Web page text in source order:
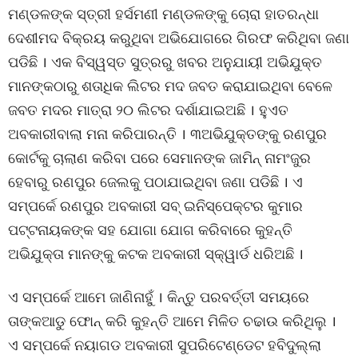
ମଣ୍ଡଳଙ୍କ ସ୍ତ୍ରୀ ହର୍ସମଣୀ ମଣ୍ଡଳଙ୍କୁ ଚୋରା ହାତରନ୍ଧା
ଦେଶୀମଦ ବିକ୍ରୟ କରୁଥିବା ଅଭିଯୋଗରେ ଗିରଫ କରିଥିବା ଜଣା
ପଡିଛି । ଏକ ବିସ୍ୱସ୍ତ ସୁତ୍ରରୁ ଖବର ଅନୁଯାୟୀ ଅଭିଯୁକ୍ତ
ମାନଙ୍କଠାରୁ ଶତାଧିକ ଲିଟର ମଦ ଜବତ କରାଯାଇଥିବା ବେଳେ
ଜବତ ମଦର ମାତ୍ରା ୨୦ ଲିଟର ଦର୍ଶାଯାଇଅଛି । ହୁଏତ
ଅବକାରୀବାଲା ମନା କରିପାରନ୍ତି । ୩ଅଭିଯୁକ୍ତଙ୍କୁ ରଣପୁର
କୋର୍ଟକୁ ଚାଲାଣ କରିବା ପରେ ସେମାନଙ୍କ ଜାମିନ୍ ନାମଂଜୁର
ହେବାରୁ ରଣପୁର ଜେଲକୁ ପଠାଯାଇଥିବା ଜଣା ପଡିଛି । ଏ
ସମ୍ପର୍କେ ରଣପୁର ଅବକାରୀ ସବ୍ ଇନିସ୍‌ପେକ୍ଟର କୁମାର
ପଟ୍ଟନାୟକଙ୍କ ସହ ଯୋଗା ଯୋଗ କରିବାରେ କୁହନ୍ତି
ଅଭିଯୁକ୍ତା ମାନଙ୍କୁ କଟକ ଅବକାରୀ ସ୍କ୍ୱାର୍ଡ ଧରିଅଛି ।
ଏ ସମ୍ପର୍କେ ଆମେ ଜାଣିନାହୁଁ । କିନ୍ତୁ ପରବର୍ତ୍ତୀ ସମୟରେ
ତାଙ୍କଆଡୁ ଫୋନ୍ କରି କୁହନ୍ତି ଆମେ ମିଳିତ ଚଢାଉ କରିଥିଲୁ ।
ଏ ସମ୍ପର୍କେ ନୟାଗଡ ଅବକାରୀ ସୁପରିଟେଣ୍ଡେଟ ହବିଦୁଲ୍ଲା